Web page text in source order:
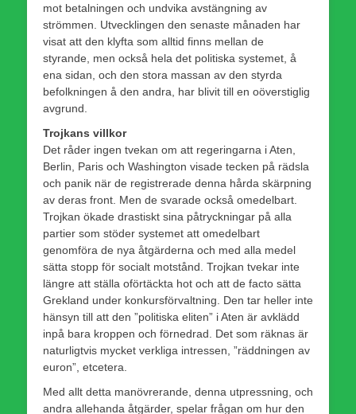
mot betalningen och undvika avstängning av
strömmen. Utvecklingen den senaste månaden har
visat att den klyfta som alltid finns mellan de
styrande, men också hela det politiska systemet, å
ena sidan, och den stora massan av den styrda
befolkningen å den andra, har blivit till en oöverstiglig
avgrund.
Trojkans villkor
Det råder ingen tvekan om att regeringarna i Aten,
Berlin, Paris och Washington visade tecken på rädsla
och panik när de registrerade denna hårda skärpning
av deras front. Men de svarade också omedelbart.
Trojkan ökade drastiskt sina påtryckningar på alla
partier som stöder systemet att omedelbart
genomföra de nya åtgärderna och med alla medel
sätta stopp för socialt motstånd. Trojkan tvekar inte
längre att ställa oförtäckta hot och att de facto sätta
Grekland under konkursförvaltning. Den tar heller inte
hänsyn till att den ”politiska eliten” i Aten är avklädd
inpå bara kroppen och förnedrad. Det som räknas är
naturligtvis mycket verkliga intressen, ”räddningen av
euron”, etcetera.
Med allt detta manövrerande, denna utpressning, och
andra allehanda åtgärder, spelar frågan om hur den